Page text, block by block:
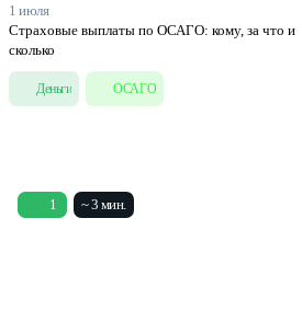
1 июля
Страховые выплаты по ОСАГО: кому, за что и
сколько
Деньги ОСАГО
1 ~ 3 мин.